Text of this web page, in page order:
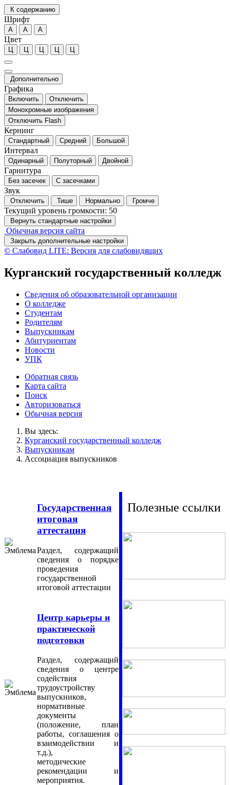
К содержанию
Шрифт
А А А
Цвет
Ц Ц Ц Ц Ц
Дополнительно
Графика
Включить
Отключить
Монохромные изображения
Отключить Flash
Кернинг
Стандартный Средний Большой
Интервал
Одинарный Полуторный Двойной
Гарнитура
Без засечек С засечками
Звук
Отключить Тише Нормально Громче
Текущий уровень громкости: 50
Вернуть стандартные настройки
Обычная версия сайта
Закрыть дополнительные настройки
© Слабовид LITE: Версия для слабовидящих
Курганский государственный колледж
Сведения об образовательной организации
О колледже
Студентам
Родителям
Выпускникам
Абитуриентам
Новости
УПК
Обратная связь
Карта сайта
Поиск
Авторизоваться
Обычная версия
Вы здесь:
Курганский государственный колледж
Выпускникам
Ассоциация выпускников
Государственная
итоговая
аттестация
Раздел, содержащий
сведения о порядке
проведения
государственной
итоговой аттестации
Полезные ссылки
Центр карьеры и
практической
подготовки
Раздел, содержащий
сведения о центре
содействия
трудоустройству
выпускников,
нормативные
документы
(положение, план
работы, соглашения о
взаимодействии и
т.д.),
методические
рекомендации и
мероприятия.